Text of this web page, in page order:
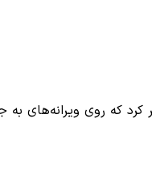
که روی ویرانه‌های به